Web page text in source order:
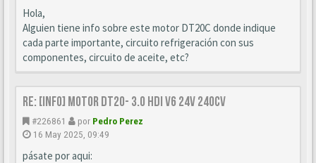
Hola,
Alguien tiene info sobre este motor DT20C donde indique
cada parte importante, circuito refrigeración con sus
componentes, circuito de aceite, etc?
Re: [INFO] Motor DT20- 3.0 HDi V6 24v 240cv
#226861 por Pedro Perez
16 May 2025, 09:49
pásate por aqui: